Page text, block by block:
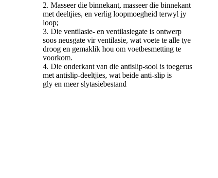
2. Masseer die binnekant, masseer die binnekant
met deeltjies, en verlig loopmoegheid terwyl jy
loop;
3. Die ventilasie- en ventilasiegate is ontwerp
soos neusgate vir ventilasie, wat voete te alle tye
droog en gemaklik hou om voetbesmetting te
voorkom.
4. Die onderkant van die antislip-sool is toegerus
met antislip-deeltjies, wat beide anti-slip is
gly en meer slytasiebestand